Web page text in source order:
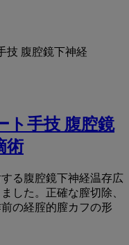
ト手技 腹腔鏡
術
る腹腔鏡下神経温存広
した。正確な膣切除、
の経腟的膣カフの形